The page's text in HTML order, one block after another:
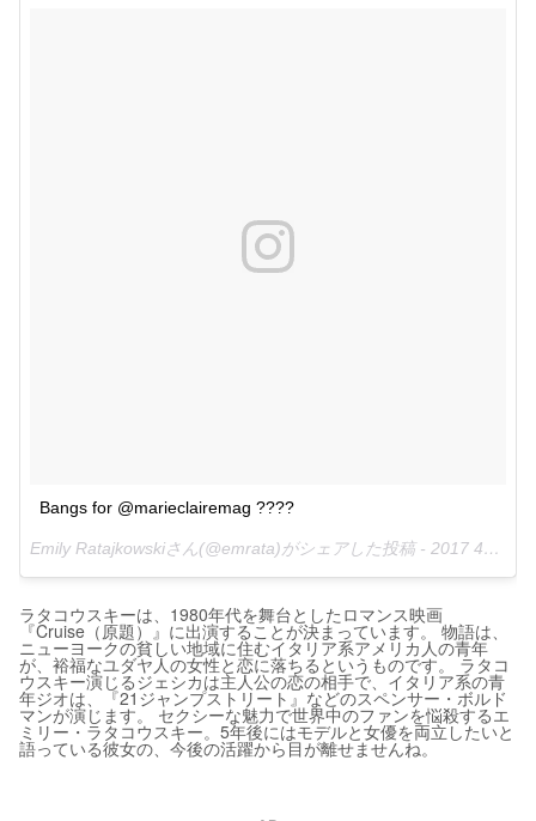
Bangs for @marieclairemag ????
Emily Ratajkowskiさん(@emrata)がシェアした投稿 - 2017 4月 19 10:57午前 PDT
ラタコウスキーは、1980年代を舞台としたロマンス映画
『Cruise（原題）』に出演することが決まっています。 物語は、
ニューヨークの貧しい地域に住むイタリア系アメリカ人の青年
が、裕福なユダヤ人の女性と恋に落ちるというものです。 ラタコ
ウスキー演じるジェシカは主人公の恋の相手で、イタリア系の青
年ジオは、『21ジャンプストリート』などのスペンサー・ボルド
マンが演じます。 セクシーな魅力で世界中のファンを悩殺するエ
ミリー・ラタコウスキー。5年後にはモデルと女優を両立したいと
語っている彼女の、今後の活躍から目が離せませんね。